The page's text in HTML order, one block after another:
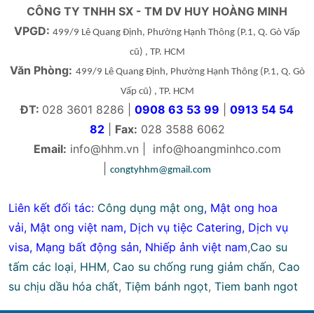
CÔNG TY TNHH SX - TM DV HUY HOÀNG MINH
VPGD: 499/9 Lê Quang Định, Phường Hạnh Thông (P.1, Q. Gò Vấp
cũ) , TP. HCM
Văn Phòng: 499/9 Lê Quang Định, Phường Hạnh Thông(P.1, Q. Gò
Vấp cũ) , TP. HCM
ĐT: 028 3601 8286 | 0908 63 53 99
0913 54 54
82| Fax: 028 3588 6062
Email: info@hhm.vn
info@hoangminhco.com
congtyhhm@gmail.com
Liên kết đối tác: Công dụng mật ong, Mật ong hoa
vải, Mật ong việt nam, Dịch vụ tiệc Catering, Dịch vụ
visa, Mạng bất động sản, Nhiếp ảnh việt nam,Cao su
tấm các loại, HHM, Cao su chống rung giảm chấn, Cao
su chịu dầu hóa chất, Tiệm bánh ngọt, Tiem banh ngot